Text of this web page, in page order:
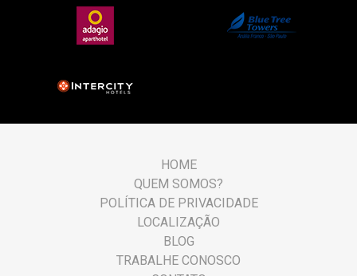
HOME
QUEM SOMOS?
POLÍTICA DE PRIVACIDADE
LOCALIZAÇÃO
BLOG
TRABALHE CONOSCO